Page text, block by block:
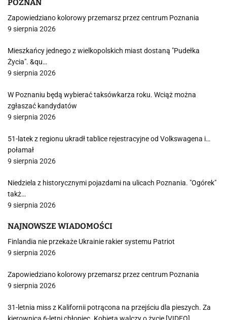
POZNAŃ
Zapowiedziano kolorowy przemarsz przez centrum Poznania
9 sierpnia 2026
Mieszkańcy jednego z wielkopolskich miast dostaną "Pudełka
Życia". &qu…
9 sierpnia 2026
W Poznaniu będą wybierać taksówkarza roku. Wciąż można
zgłaszać kandydatów
9 sierpnia 2026
51-latek z regionu ukradł tablice rejestracyjne od Volkswagena i…
połamał
9 sierpnia 2026
Niedziela z historycznymi pojazdami na ulicach Poznania. "Ogórek"
takż…
9 sierpnia 2026
NAJNOWSZE WIADOMOŚCI
Finlandia nie przekaże Ukrainie rakier systemu Patriot
9 sierpnia 2026
Zapowiedziano kolorowy przemarsz przez centrum Poznania
9 sierpnia 2026
31-letnia miss z Kalifornii potrącona na przejściu dla pieszych. Za